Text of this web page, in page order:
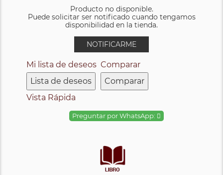
Producto no disponible.
Puede solicitar ser notificado cuando tengamos
disponibilidad en la tienda.
NOTIFICARME
Mi lista de deseos
Lista de deseos
Comparar
Comparar
Vista Rápida
Preguntar por WhatsApp: